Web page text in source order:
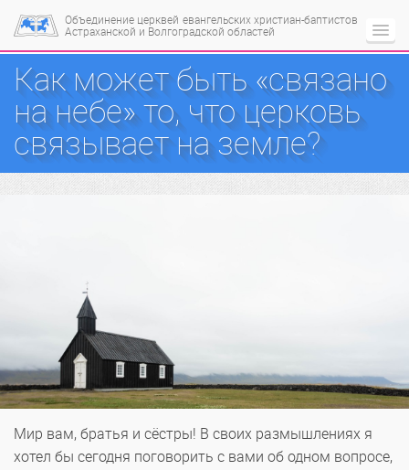
Объединение церквей евангельских христиан-баптистов
Астраханской и Волгоградской областей
Как может быть «связано
на небе» то, что церковь
связывает на земле?
Мир вам, братья и сёстры! В своих размышлениях я
хотел бы сегодня поговорить с вами об одном вопросе,